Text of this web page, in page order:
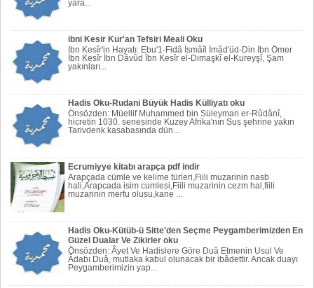
yara...
ibni Kesir Kur'an Tefsiri Meali Oku
İbn Kesîr'in Hayatı: Ebu'1-Fidâ İsmâîl İmâd'üd-Din İbn Ömer
İbn Kesîr İbn Dâvûd îbn Kesîr el-Dimaşkî el-Kureyşî, Şam
yakınları...
Hadis Oku-Rudani Büyük Hadis Külliyatı oku
Önsözden: Müellif Muhammed bin Süleyman er-Rûdânî,
hicretin 1030. senesinde Kuzey Afrika'nın Sus şehrine yakın
Tarivdenk kasabasında dün...
Ecrumiyye kitabı arapça pdf indir
Arapçada cümle ve kelime türleri,Fiili muzarinin nasb
hali,Arapcada isim cumlesi,Fiili muzarinin cezm hal,fiili
muzarinin merfu olusu,kane ...
Hadis Oku-Kütüb-ü Sitte'den Seçme Peygamberimizden En
Güzel Dualar Ve Zikirler oku
Önsözden: Âyet Ve Hadislere Göre Duâ Etmenin Usul Ve
Âdabı Duâ, mutlaka kabul olunacak bir ibâdettir. Ancak duayı
Peygamberi­mizin yap...